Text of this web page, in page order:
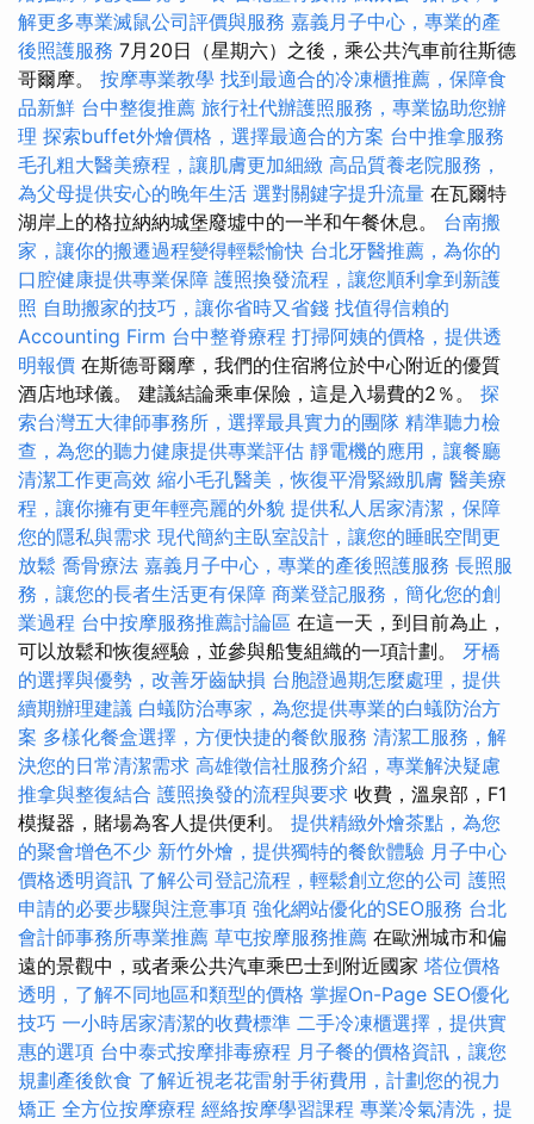
解更多專業滅鼠公司評價與服務 嘉義月子中心，專業的產
後照護服務 7月20日（星期六）之後，乘公共汽車前往斯德
哥爾摩。 按摩專業教學 找到最適合的冷凍櫃推薦，保障食
品新鮮 台中整復推薦 旅行社代辦護照服務，專業協助您辦
理 探索buffet外燴價格，選擇最適合的方案 台中推拿服務
毛孔粗大醫美療程，讓肌膚更加細緻 高品質養老院服務，
為父母提供安心的晚年生活 選對關鍵字提升流量 在瓦爾特
湖岸上的格拉納納城堡廢墟中的一半和午餐休息。 台南搬
家，讓你的搬遷過程變得輕鬆愉快 台北牙醫推薦，為你的
口腔健康提供專業保障 護照換發流程，讓您順利拿到新護
照 自助搬家的技巧，讓你省時又省錢 找值得信賴的
Accounting Firm 台中整脊療程 打掃阿姨的價格，提供透
明報價 在斯德哥爾摩，我們的住宿將位於中心附近的優質
酒店地球儀。 建議結論乘車保險，這是入場費的2％。 探
索台灣五大律師事務所，選擇最具實力的團隊 精準聽力檢
查，為您的聽力健康提供專業評估 靜電機的應用，讓餐廳
清潔工作更高效 縮小毛孔醫美，恢復平滑緊緻肌膚 醫美療
程，讓你擁有更年輕亮麗的外貌 提供私人居家清潔，保障
您的隱私與需求 現代簡約主臥室設計，讓您的睡眠空間更
放鬆 喬骨療法 嘉義月子中心，專業的產後照護服務 長照服
務，讓您的長者生活更有保障 商業登記服務，簡化您的創
業過程 台中按摩服務推薦討論區 在這一天，到目前為止，
可以放鬆和恢復經驗，並參與船隻組織的一項計劃。 牙橋
的選擇與優勢，改善牙齒缺損 台胞證過期怎麼處理，提供
續期辦理建議 白蟻防治專家，為您提供專業的白蟻防治方
案 多樣化餐盒選擇，方便快捷的餐飲服務 清潔工服務，解
決您的日常清潔需求 高雄徵信社服務介紹，專業解決疑慮
推拿與整復結合 護照換發的流程與要求 收費，溫泉部，F1
模擬器，賭場為客人提供便利。 提供精緻外燴茶點，為您
的聚會增色不少 新竹外燴，提供獨特的餐飲體驗 月子中心
價格透明資訊 了解公司登記流程，輕鬆創立您的公司 護照
申請的必要步驟與注意事項 強化網站優化的SEO服務 台北
會計師事務所專業推薦 草屯按摩服務推薦 在歐洲城市和偏
遠的景觀中，或者乘公共汽車乘巴士到附近國家 塔位價格
透明，了解不同地區和類型的價格 掌握On-Page SEO優化
技巧 一小時居家清潔的收費標準 二手冷凍櫃選擇，提供實
惠的選項 台中泰式按摩排毒療程 月子餐的價格資訊，讓您
規劃產後飲食 了解近視老花雷射手術費用，計劃您的視力
矯正 全方位按摩療程 經絡按摩學習課程 專業冷氣清洗，提